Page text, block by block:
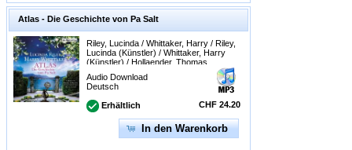
Atlas - Die Geschichte von Pa Salt
Riley, Lucinda / Whittaker, Harry / Riley,
Lucinda (Künstler) / Whittaker, Harry
(Künstler) / Hollaender, Thomas
(Gelesen) / Siebeck, Oliver (Gelesen) /
Arnhold, Sabine (Gelesen)
Audio Download
Deutsch
Erhältlich CHF 24.20
In den Warenkorb